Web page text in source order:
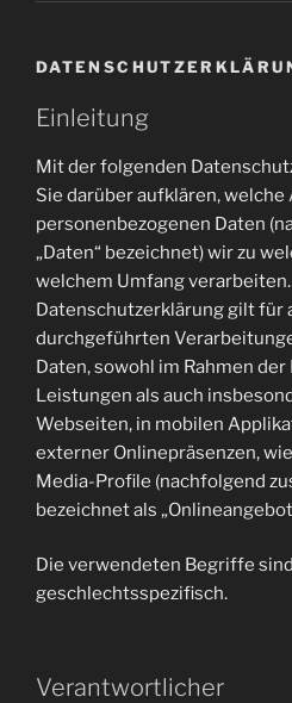
Einleitung
Mit der folgenden
Sie darüber aufklären,
personenbezogenen Daten
„Daten“ bezeichnet) wir zu
welchem Umfang verarbeiten.
Datenschutzerklärung gilt für
durchgeführten
Daten, sowohl im Rahmen
Leistungen als auch
Webseiten, in mobilen
externer Onlinepräsenzen,
Media-Profile (nachfolgend
bezeichnet als
Die verwendeten Begriffe
geschlechtsspezifisch.
Verantwortlicher